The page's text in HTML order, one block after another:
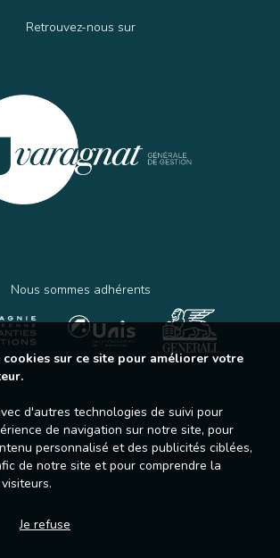
Retrouvez-nous sur
Nous sommes adhérents
sur ce site pour améliorer votre
d'autres technologies de suivi pour
de navigation sur notre site, pour
personnalisé et des publicités ciblées,
de notre site et pour comprendre la
Je refuse